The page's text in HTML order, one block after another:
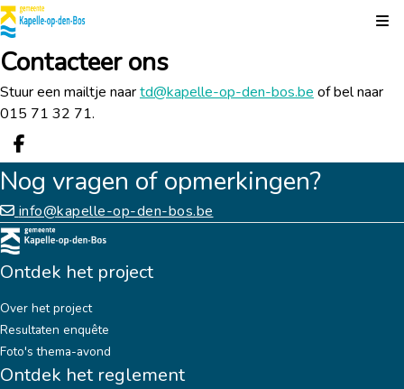
Contacteer ons
Stuur een mailtje naartd@kapelle-op-den-bos.be of bel naar
015 71 32 71.
Deel op facebook
Nog vragen of opmerkingen?
info@kapelle-op-den-bos.be
Ontdek het project
Over het project
Resultaten enquête
Foto's thema-avond
Ontdek het reglement